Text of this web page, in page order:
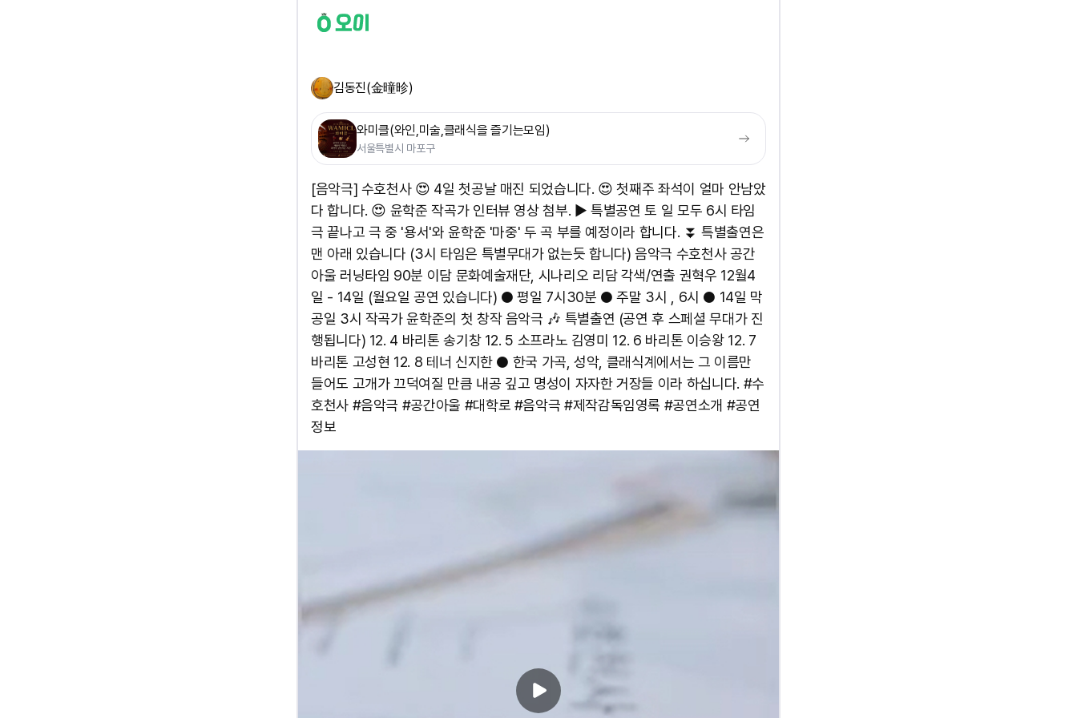
김동진(金曈昣)
와미클(와인,미술,클래식을 즐기는모임)
서울특별시 마포구
[음악극] 수호천사 😍 4일 첫공날 매진 되었습니다. 😍 첫째주 좌석이 얼마 안남았
다 합니다. 😍 윤학준 작곡가 인터뷰 영상 첨부. ▶️ 특별공연 토 일 모두 6시 타임
극 끝나고 극 중 '용서'와 윤학준 '마중' 두 곡 부를 예정이라 합니다. ⏬️ 특별출연은
맨 아래 있습니다 (3시 타임은 특별무대가 없는듯 합니다) 음악극 수호천사 공간
아울 러닝타임 90분 이담 문화예술재단, 시나리오 리담 각색/연출 권혁우 12월4
일 - 14일 (월요일 공연 있습니다) ● 평일 7시30분 ● 주말 3시 , 6시 ● 14일 막
공일 3시 작곡가 윤학준의 첫 창작 음악극 🎶 특별출연 (공연 후 스페셜 무대가 진
행됩니다) 12. 4 바리톤 송기창 12. 5 소프라노 김영미 12. 6 바리톤 이승왕 12. 7
바리톤 고성현 12. 8 테너 신지한 ● 한국 가곡, 성악, 클래식계에서는 그 이름만
들어도 고개가 끄덕여질 만큼 내공 깊고 명성이 자자한 거장들 이라 하십니다. #수
호천사 #음악극 #공간아울 #대학로 #음악극 #제작감독임영록 #공연소개 #공연
정보